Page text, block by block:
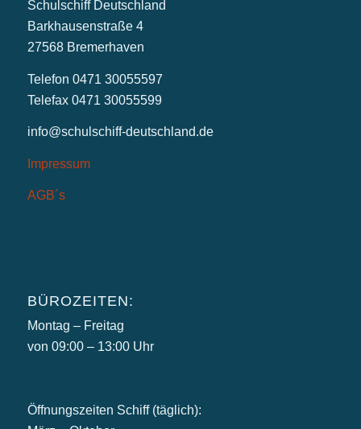
Schulschiff Deutschland
Barkhausenstraße 4
27568 Bremerhaven
Telefon 0471 30055597
Telefax 0471 30055599
info@schulschiff-deutschland.de
Impressum
AGB´s
BÜROZEITEN:
Montag – Freitag
von 09:00 – 13:00 Uhr
Öffnungszeiten Schiff (täglich):